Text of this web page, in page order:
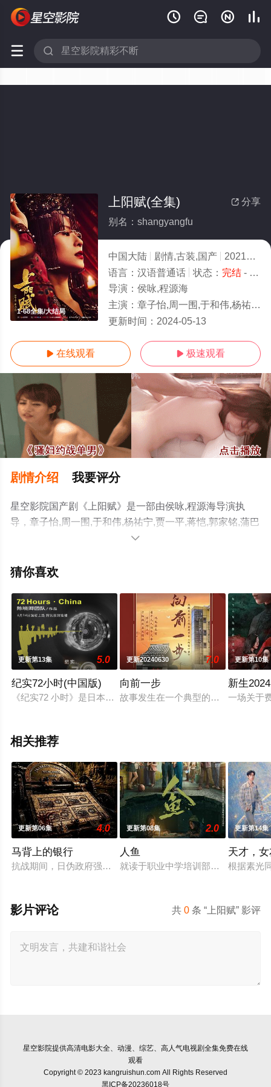
   
 
1-68全集/大结局
 分享
上阳赋(全集)
别名：shangyangfu
中国大陆 剧情,古装,国产 2021
3.0
语言： 汉语普通话 状态： 完结- 免费在线观看
导演： 侯咏,程源海
主演： 章子怡,周一围,于和伟,杨祐宁,贾一平,蒋恺,郭家铭,蒲巴甲,刘端端,左小青,刘芸,史可,
更新时间： 2024-05-13
 在线观看  极速观看
剧情介绍 我要评分
星空影院国产剧《上阳赋》是一部由侯咏,程源海导演执
导，章子怡,周一围,于和伟,杨祐宁,贾一平,蒋恺,郭家铭,蒲巴
甲,刘端端,左小青,刘芸,史可,海铃,陈瑾如,隋源,曾一萱,赵雅
剧情已揭晓（1-68全集），免费观看高清未删减完整版电
多剧情信息可移步至豆瓣电视剧、电视猫或剧情网等平台
了解。

猜你喜欢
更新第13集 5.0
纪实72小时(中国版)
《纪实72 小时》是日本NHK一档访问谈话式纪录片，每集选择
更新20240630 7.0
向前一步
故事发生在一个典型的北京社区：古
更新第10集
新生2024
一场关于
相关推荐
更新第06集 4.0
马背上的银行
抗战期间，日伪政府强行推广、使用由“中国准备银行”发行的伪
更新第08集 2.0
人鱼
就读于职业中学培训部的花季女生苏
更新第14集
天才，
根据素光
共0 条 “上阳赋” 影评
影片评论
星空影院提供高清电影大全、动漫、综艺、高人气电视剧全集免费在线
观看
Copyright © 2023 kangruishun.com All Rights Reserved
黑ICP备20236018号